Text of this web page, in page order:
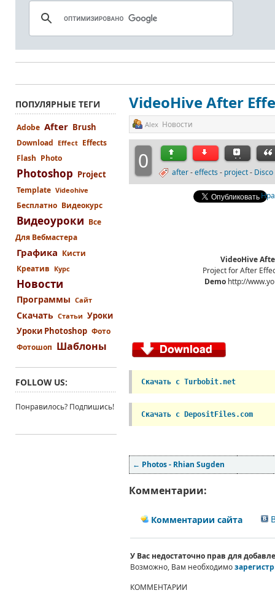
VideoHive After
Alex Новости
0 after-effects - project-
VideoHive
Project for After
Demohttp://
Скачать с Turbobit.net
Скачать с DepositFiles.com
← Photos - Rhian Sugden
Комментарии:
Комментарии сайта
У Вас недостаточно прав для
Возможно, Вам необходимо
КОММЕНТАРИИ
ПОПУЛЯРНЫЕ ТЕГИ
Adobe After Brush
Download Effect Effects
Flash Photo
Photoshop Project
Template Videohive
Бесплатно Видеокурс
Видеоуроки Все
Для Вебмастера
Графика Кисти
Креатив Курс
Новости
Программы Сайт
Скачать Статьи Уроки
Уроки Photoshop Фото
Фотошоп Шаблоны
FOLLOW US:
Понравилось? Подпишись!